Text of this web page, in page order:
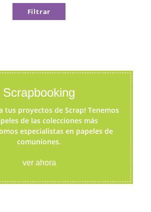
Filtrar
Scrapbooking
tus proyectos de Scrap! Tenemos
de las colecciones más
especialistas en papeles de
comuniones.
ver ahora